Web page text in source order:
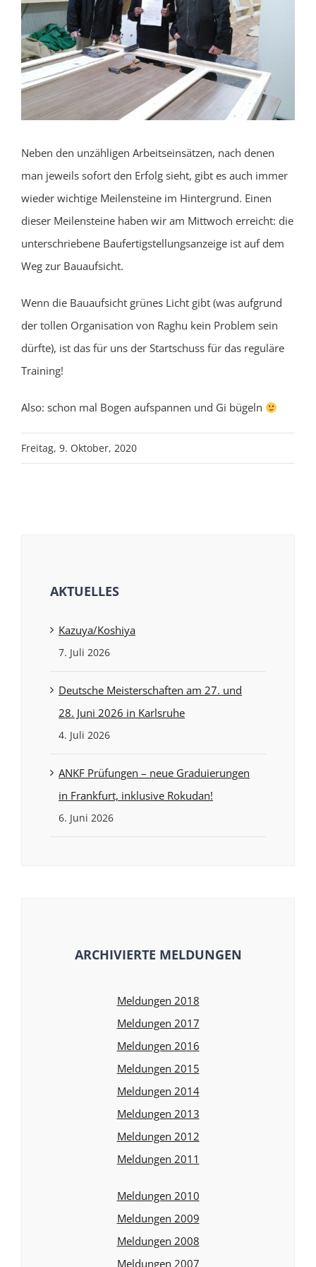
Neben den unzähligen Arbeitseinsätzen, nach denen
man jeweils sofort den Erfolg sieht, gibt es auch immer
wieder wichtige Meilensteine im Hintergrund. Einen
dieser Meilensteine haben wir am Mittwoch erreicht: die
unterschriebene Baufertigstellungsanzeige ist auf dem
Weg zur Bauaufsicht.
Wenn die Bauaufsicht grünes Licht gibt (was aufgrund
der tollen Organisation von Raghu kein Problem sein
dürfte), ist das für uns der Startschuss für das reguläre
Training!
Also: schon mal Bogen aufspannen und Gi bügeln
Freitag, 9. Oktober, 2020
AKTUELLES
Kazuya/Koshiya
7. Juli 2026
Deutsche Meisterschaften am 27. und
28. Juni 2026 in Karlsruhe
4. Juli 2026
ANKF Prüfungen – neue Graduierungen
in Frankfurt, inklusive Rokudan!
6. Juni 2026
ARCHIVIERTE MELDUNGEN
Meldungen 2018
Meldungen 2017
Meldungen 2016
Meldungen 2015
Meldungen 2014
Meldungen 2013
Meldungen 2012
Meldungen 2011
Meldungen 2010
Meldungen 2009
Meldungen 2008
Meldungen 2007